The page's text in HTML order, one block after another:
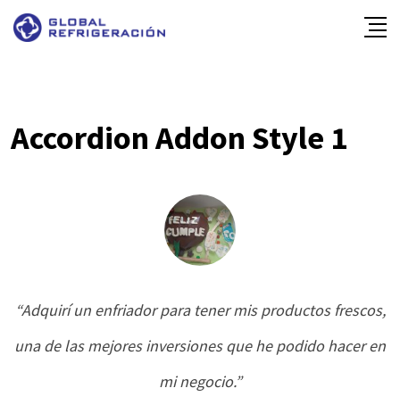
Accordion Addon Style 1
“Adquirí un enfriador para tener mis productos frescos,
una de las mejores inversiones que he podido hacer en
mi negocio.”